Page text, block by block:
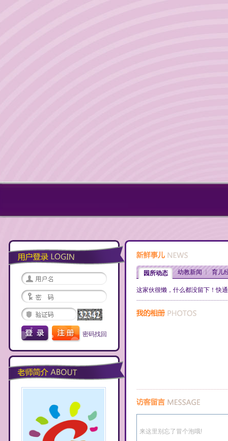
密码找回
园所动态 幼教新闻 育儿
这家伙很懒，什么都没留下！快